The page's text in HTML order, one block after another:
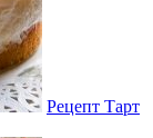
Рецепт Тарт